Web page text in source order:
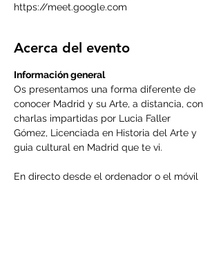
https://meet.google.com
Acerca del evento
Información general
Os presentamos una forma diferente de
conocer Madrid y su Arte, a distancia, con
charlas impartidas por Lucia Faller
Gómez, Licenciada en Historia del Arte y
guia cultural en Madrid que te vi.
En directo desde el ordenador o el móvil